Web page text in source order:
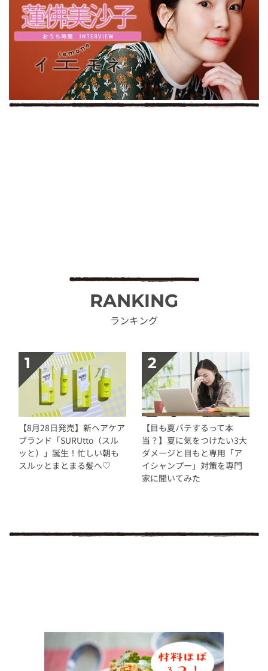
RANKING
ランキング
【8月28日発売】新ヘアケア
ブランド「SURUtto（スル
ッと）」誕生！忙しい朝も
スルッとまとまる髪へ♡
【目も夏バテするって本
当？】夏に気をつけたい3大
ダメージと目もと専用「ア
イシャンプー」対策を専門
家に聞いてみた